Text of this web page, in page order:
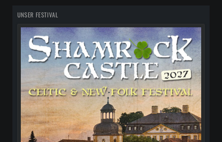
UNSER FESTIVAL